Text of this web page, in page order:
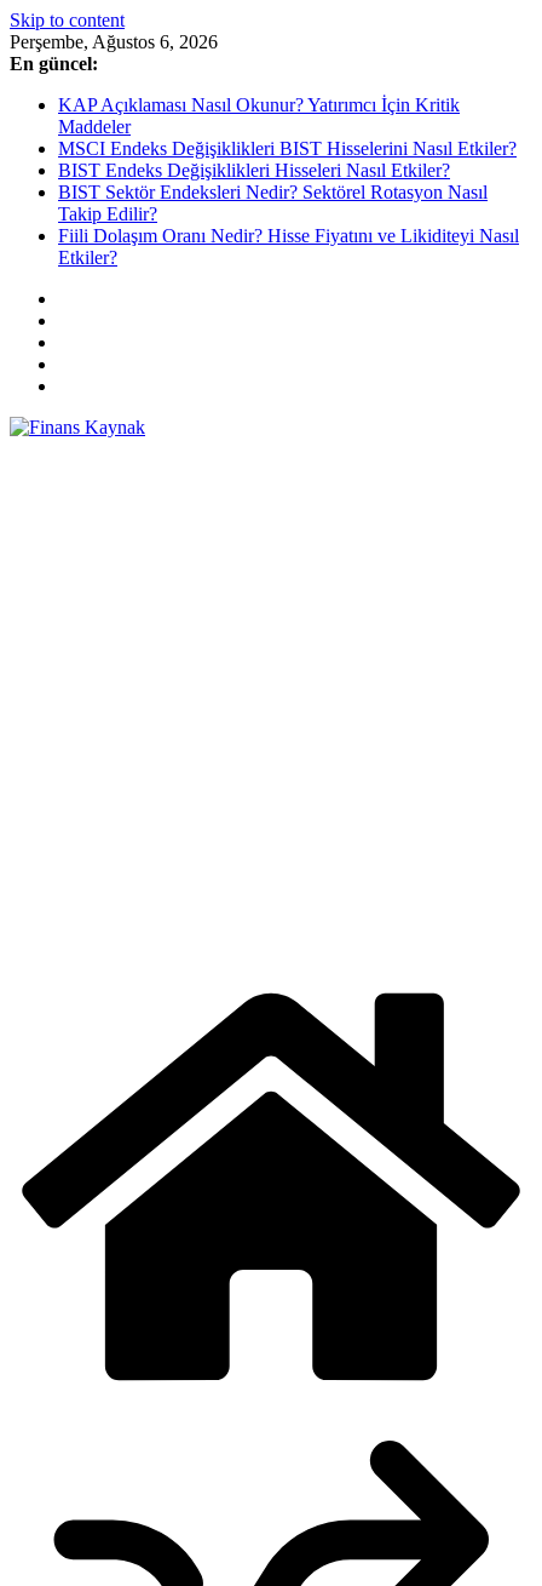
Skip to content
Perşembe, Ağustos 6, 2026
En güncel:
KAP Açıklaması Nasıl Okunur? Yatırımcı İçin Kritik
Maddeler
MSCI Endeks Değişiklikleri BIST Hisselerini Nasıl Etkiler?
BIST Endeks Değişiklikleri Hisseleri Nasıl Etkiler?
BIST Sektör Endeksleri Nedir? Sektörel Rotasyon Nasıl
Takip Edilir?
Fiili Dolaşım Oranı Nedir? Hisse Fiyatını ve Likiditeyi Nasıl
Etkiler?